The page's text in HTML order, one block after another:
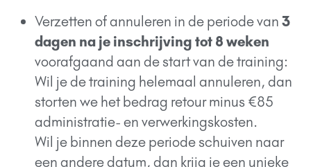
Verzetten of annuleren in de periode van 3
dagen na je inschrijving tot 8 weken
voorafgaand aan de start van de training:
Wil je de training helemaal annuleren, dan
storten we het bedrag retour minus €85
administratie- en verwerkingskosten.
Wil je binnen deze periode schuiven naar
een andere datum, dan krijg je een unieke